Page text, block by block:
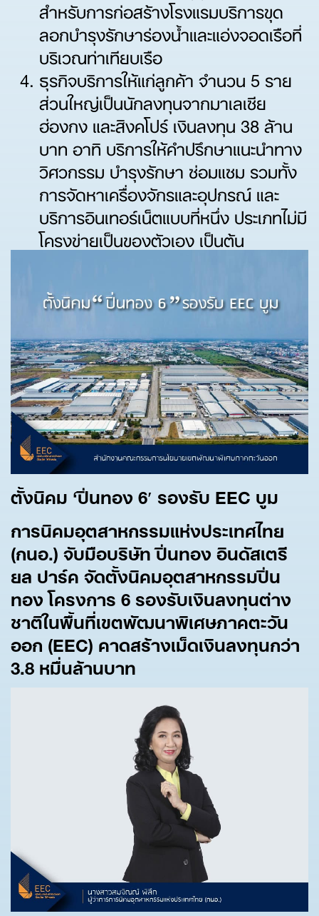
สำหรับการก่อสร้างโรงแรมบริการขุด
ลอกบำรุงรักษาร่องน้ำและแอ่งจอดเรือที่
บริเวณท่าเทียบเรือ
ธุรกิจบริการให้แก่ลูกค้า จำนวน 5 ราย
ส่วนใหญ่เป็นนักลงทุนจากมาเลเซีย
ฮ่องกง และสิงคโปร์ เงินลงทุน 38 ล้าน
บาท อาทิ บริการให้คำปรึกษาแนะนำทาง
วิศวกรรม บำรุงรักษา ซ่อมแซม รวมทั้ง
การจัดหาเครื่องจักรและอุปกรณ์ และ
บริการอินเทอร์เน็ตแบบที่หนึ่ง ประเภทไม่มี
โครงข่ายเป็นของตัวเอง เป็นต้น
ตั้งนิคม ‘ปิ่นทอง 6′ รองรับ EEC บูม
การนิคมอุตสาหกรรมแห่งประเทศไทย
(กนอ.) จับมือบริษัท ปิ่นทอง อินดัสเตรี
ยล ปาร์ค จัดตั้งนิคมอุตสาหกรรมปิ่น
ทอง โครงการ 6รองรับเงินลงทุนต่าง
ชาติในพื้นที่เขตพัฒนาพิเศษภาคตะวัน
ออก (EEC) คาดสร้างเม็ดเงินลงทุนกว่า
3.8หมื่นล้านบาท